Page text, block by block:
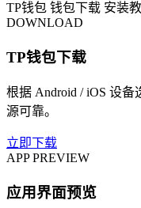
TP钱包 钱包下载 安装
DOWNLOAD
TP钱包下载
根据 Android / iOS 设
源可靠。
立即下载
APP PREVIEW
应用界面预览